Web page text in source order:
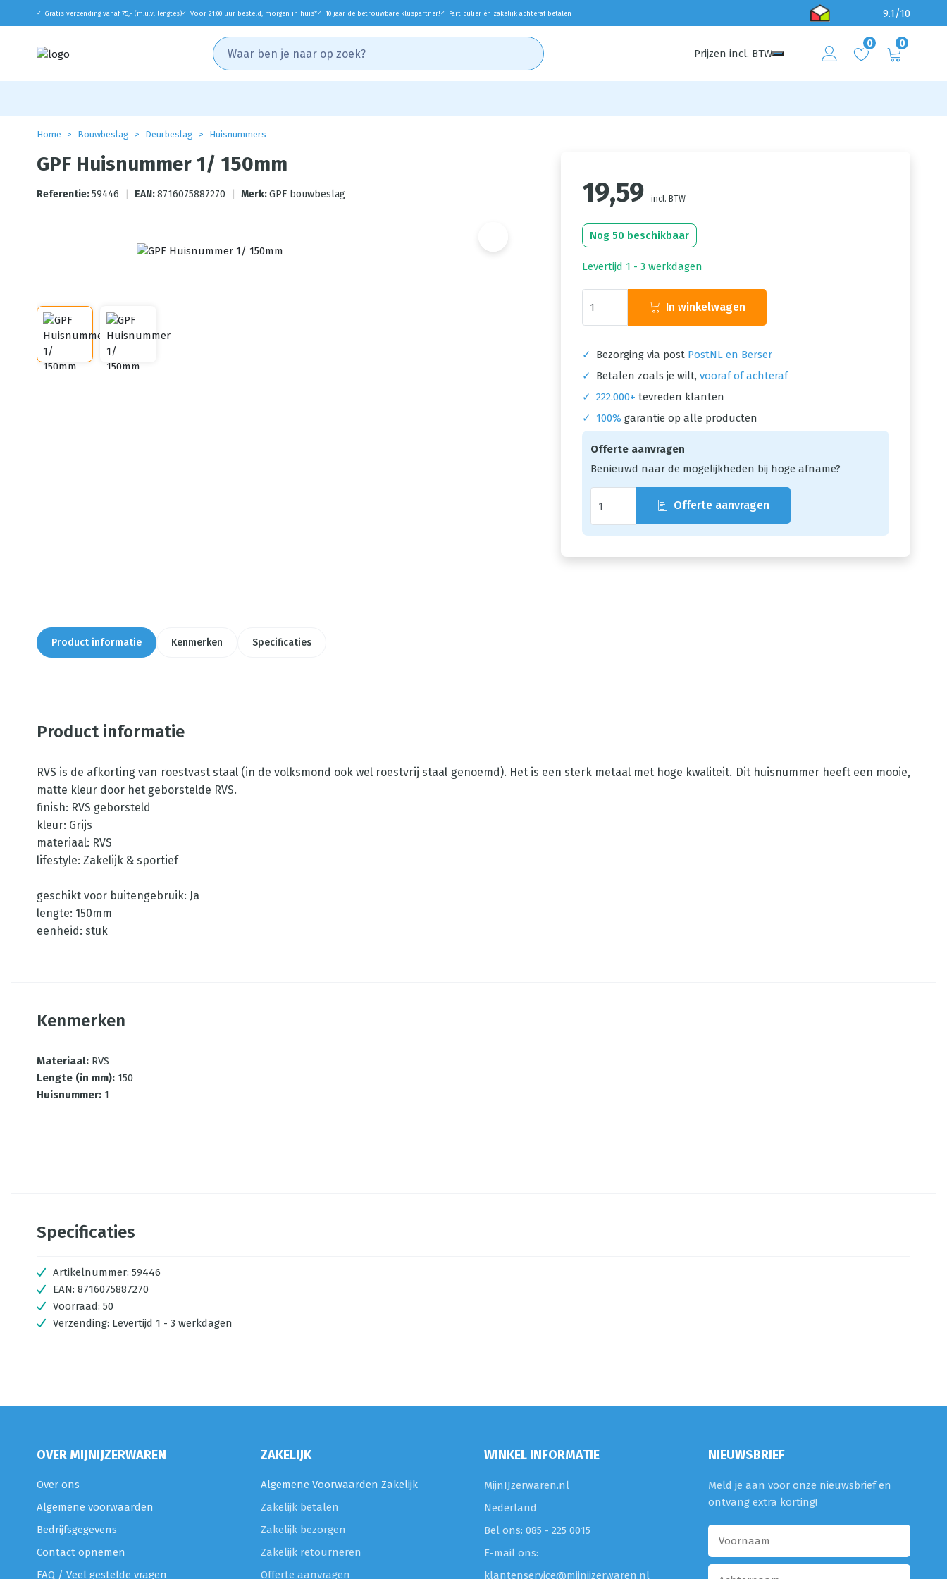
✓ Gratis verzending vanaf 75,- (m.u.v. lengtes)✓ Voor 21:00 uur besteld, morgen in huis*✓ 10 jaar dé betrouwbare kluspartner! ✓ Particulier én zakelijk achteraf betalen 9.1/10
Prijzen incl. BTW
0 0
Home Bouwbeslag Deurbeslag Huisnummers
GPF Huisnummer 1/ 150mm
Referentie:59446 EAN:8716075887270 Merk:GPF bouwbeslag 19,59 incl. BTW
Nog 50 beschikbaar
Levertijd 1 - 3 werkdagen
In winkelwagen
✓ Bezorging via post PostNL en Berser
✓
Betalen zoals je wilt, vooraf of achteraf
✓ 222.000+ tevreden klanten
✓
100% garantie op alle producten
Offerte aanvragen
Benieuwd naar de mogelijkheden bij hoge afname?
Offerte aanvragen
Product informatie Kenmerken Specificaties
Product informatie
RVS is de afkorting van roestvast staal (in de volksmond ook wel roestvrij staal genoemd). Het is een sterk metaal met hoge kwaliteit. Dit huisnummer heeft een mooie,
matte kleur door het geborstelde RVS.
finish: RVS geborsteld
kleur: Grijs
materiaal: RVS
lifestyle: Zakelijk & sportief
geschikt voor buitengebruik: Ja
lengte: 150mm
eenheid: stuk
Kenmerken
Materiaal: RVS
Lengte (in mm): 150
Huisnummer: 1
Specificaties
Artikelnummer: 59446
EAN: 8716075887270
Voorraad: 50
Verzending: Levertijd 1 - 3 werkdagen
OVER MIJNIJZERWAREN
Over ons
Algemene voorwaarden
Bedrijfsgegevens
Contact opnemen
FAQ / Veel gestelde vragen
ZAKELIJK
Algemene Voorwaarden Zakelijk
Zakelijk betalen
Zakelijk bezorgen
Zakelijk retourneren
Offerte aanvragen
WINKEL INFORMATIE
MijnIJzerwaren.nl
Nederland
Bel ons: 085 - 225 0015
E-mail ons:
klantenservice@mijnijzerwaren.nl
NIEUWSBRIEF
Meld je aan voor onze nieuwsbrief en
ontvang extra korting!